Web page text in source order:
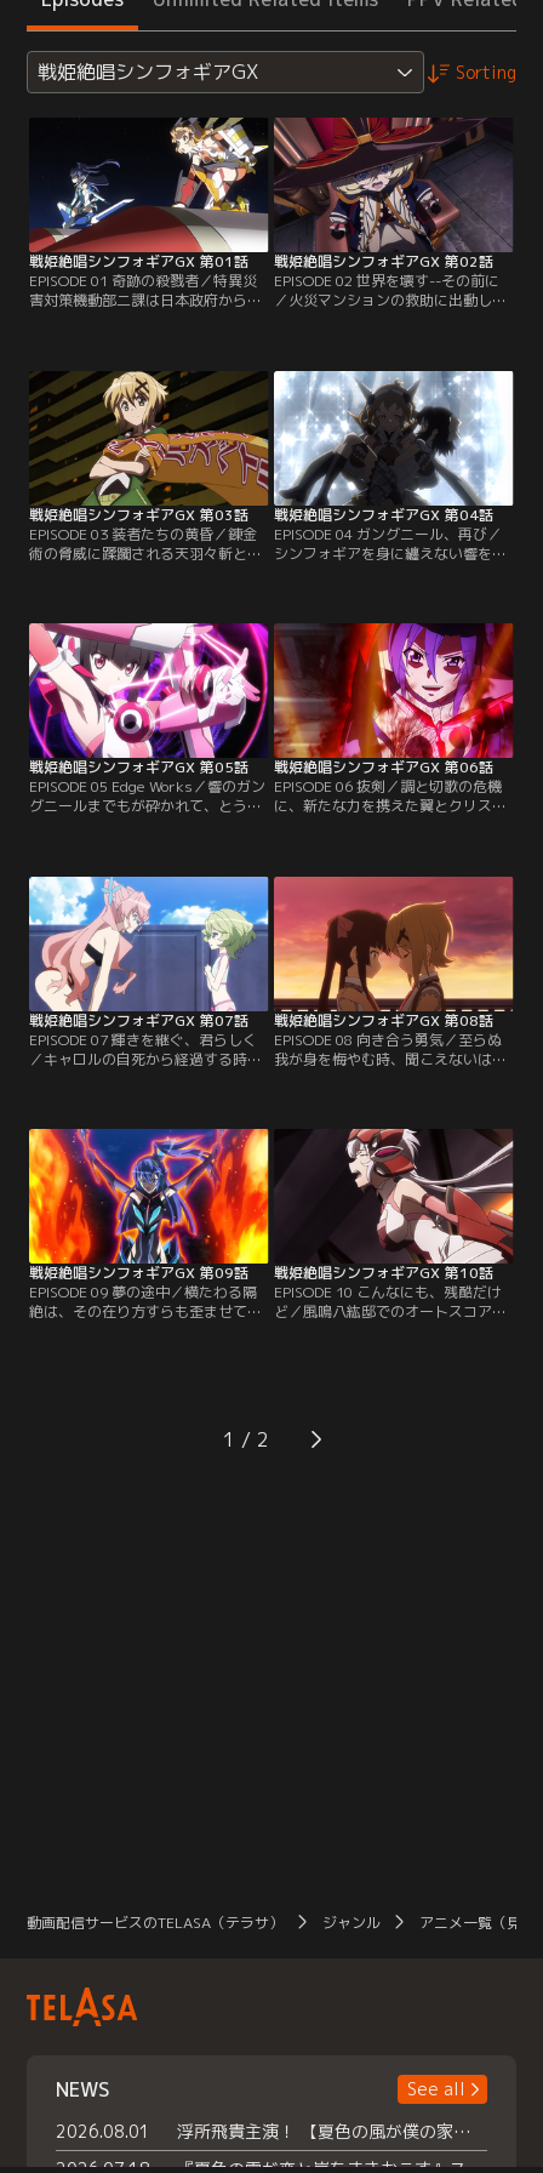
戦姫絶唱シンフォギアGX Sorting
戦姫絶唱シンフォギアGX 第01話
EPISODE 01 奇跡の殺戮者／特異災
害対策機動部二課は日本政府から国
されていた認定特異災害を含む、通
常の対応力ではあたることすら難し
い超常脅威への措置であったが、制
御できなくなったシャトルの救助以
降は、主に大規模な災害や事故を収
束させ…。【提供：バンダイチャン
ネル】
戦姫絶唱シンフォギアGX 第02話
EPISODE 02 世界を壊す--その前に
／火災マンションの救助に出動した
アを纏って戦えと迫るキャロルであ
ったが、戦う理由を見出せない響は
拳と固める事ができず、圧倒される
しかなかった。その裏で同時多発す
る怪奇の事件。これもまた錬金術師
達の仕業である…。【提供：バンダ
イチャンネル】
戦姫絶唱シンフォギアGX 第03話
EPISODE 03 装者たちの黄昏／錬金
術の脅威に蹂躙される天羽々斬とイ
とにその場より撤収する。融合症例
を経て適合者へと至り、あの日に継
いだ想いばかりか、力をも受け取っ
たはずの響だが…。【提供：バンダ
イチャンネル】
戦姫絶唱シンフォギアGX 第04話
EPISODE 04 ガングニール、再び／
シンフォギアを身に纏えない響を救
たすため、全力で仕掛けるマリアだ
が、LiNKERを介さぬギアからの負
荷に熱血は飛沫き、その身は容赦な
く灼かれる。【提供：バンダイチャ
ンネル】
戦姫絶唱シンフォギアGX 第05話
EPISODE 05 Edge Works／響のガン
グニールまでもが砕かれて、とうと
込めて進められるProject IGNITE。
ただ一つの希望は、シンフォギア強
化計画の進捗が順調以上である事で
あった。その時、発令所を震わせる
爆発の衝撃。【提供：バンダイチャ
ンネル】
戦姫絶唱シンフォギアGX 第06話
EPISODE 06 抜剣／調と切歌の危機
に、新たな力を携えた翼とクリスが
ズの解剖器官も受けつけず、分解効
果を無効とする。殺到するアルカ・
ノイズを蹴散らし、自動人形ミカに
報いようとする翼とクリス。【提
供：バンダイチャンネル】
戦姫絶唱シンフォギアGX 第07話
EPISODE 07 輝きを継ぐ、君らしく
／キャロルの自死から経過する時
込みが行われる。エルフナインの錬
金術にて、ついに復活するアガート
ラーム。【提供：バンダイチャンネ
ル】
戦姫絶唱シンフォギアGX 第08話
EPISODE 08 向き合う勇気／至らぬ
我が身を悔やむ時、聞こえないはず
止めてくれる人はきっとここに。
【提供：バンダイチャンネル】
戦姫絶唱シンフォギアGX 第09話
EPISODE 09 夢の途中／横たわる隔
絶は、その在り方すらも歪ませてし
戦姫絶唱シンフォギアGX 第10話
EPISODE 10 こんなにも、残酷だけ
ど／風鳴八紘邸でのオートスコアラ
図を掻き乱す不確定要素の出現に戦
局は混迷。【提供：バンダイチャン
1
動画配信サービスのTELASA（テラサ） ジャンル アニメ一覧（見放
NEWS
See all
2026.08.01
浮所飛貴主演！ 【夏色の風が僕の家にやってきた】 本日よりテラサで独占配信スタート！